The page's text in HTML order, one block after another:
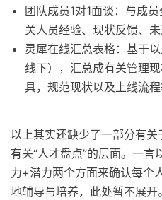
团队成员1对1面谈：与成
关人员经验、现状反馈、未
灵犀在线汇总表格：基于
线下），汇总成有关管理
具，规范现状以及上线流程
以上其实还缺少了一部分有
有关“人才盘点”的层面。一
力+潜力两个方面来确认每个
地辅导与培养，此处暂不展开。